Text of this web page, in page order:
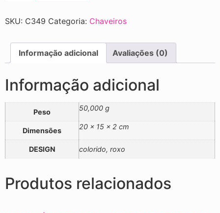
SKU: C349 Categoria: Chaveiros
Informação adicional Avaliações (0)
Informação adicional
Peso 50,000 g
Dimensões 20 × 15 × 2 cm
DESIGN colorido, roxo
Produtos relacionados